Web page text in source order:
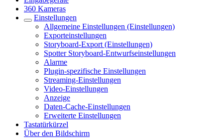
360 Kameras
Einstellungen
Allgemeine Einstellungen (Einstellungen)
Exporteinstellungen
Storyboard-Export (Einstellungen)
Spotter Storyboard-Entwurfseinstellungen
Alarme
Plugin-spezifische Einstellungen
Streaming-Einstellungen
Video-Einstellungen
Anzeige
Daten-Cache-Einstellungen
Erweiterte Einstellungen
Tastatürkürzel
Über den Bildschirm